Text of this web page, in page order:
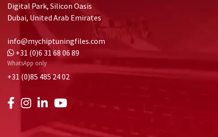
Digital Park, Silicon Oasis
Dubai, United Arab Emirates
info@mychiptuningfiles.com
+31 (0)6 31 68 06 89
WhatsApp only
+31 (0)85 485 24 02